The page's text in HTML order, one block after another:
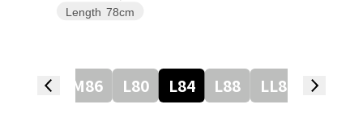
Length 78cm
M82 M86 L80 L84 L88 LL82 LL86